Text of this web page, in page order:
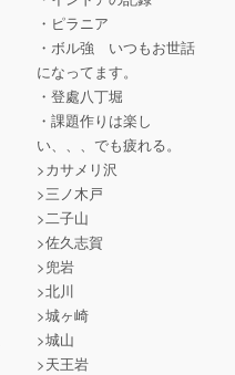
・ピラニア
・ボル強 いつもお世話
になってます。
・登處八丁堀
・課題作りは楽し
い、、、でも疲れる。
>カサメリ沢
>三ノ木戸
>二子山
>佐久志賀
>兜岩
>北川
>城ヶ崎
>城山
>天王岩